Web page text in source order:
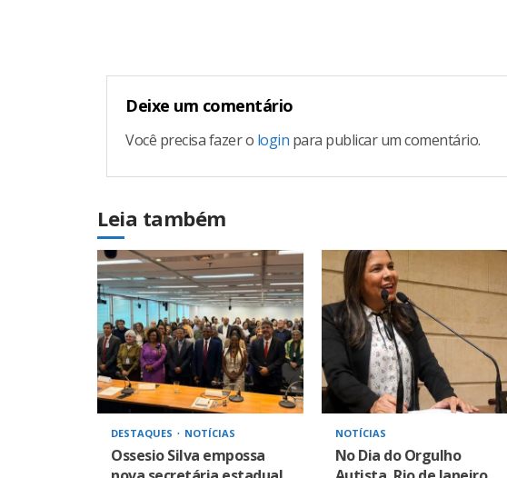
Deixe um comentário
Você precisa fazer o login para publicar um comentário.
Leia também
DESTAQUES NOTÍCIAS
Ossesio Silva empossa
NOTÍCIAS
No Dia do Orgulho